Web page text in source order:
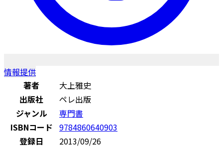
情報提供
著者
大上雅史
出版社
ペレ出版
ジャンル
専門書
ISBNコード 9784860640903
登録日
2013/09/26